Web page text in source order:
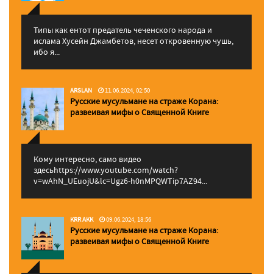
Типы как ентот предатель чеченского народа и
ислама Хусейн Джамбетов, несет откровенную чушь,
ибо я...
ARSLAN 11.06.2024, 02:50
Русские мусульмане на страже Корана:
pазвеивая мифы о Священной Книге
Кому интересно, само видео
здесьhttps://www.youtube.com/watch?
v=wAhN_UEuojU&lc=Ugz6-h0nMPQWTip7AZ94...
KRR AKK 09.06.2024, 18:56
Русские мусульмане на страже Корана:
pазвеивая мифы о Священной Книге